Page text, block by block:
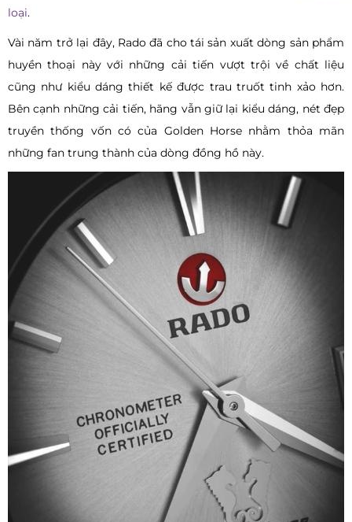
loại.
Vài năm trở lại đây, Rado đã cho tái sản xuất dòng sản phẩm
huyền thoại này với những cải tiến vượt trội về chất liệu
cũng như kiểu dáng thiết kế được trau truốt tinh xảo hơn.
Bên cạnh những cải tiến, hãng vẫn giữ lại kiểu dáng, nét đẹp
truyền thống vốn có của Golden Horse nhằm thỏa mãn
những fan trung thành của dòng đồng hồ này.